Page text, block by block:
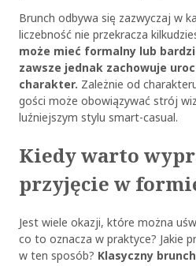
Brunch odbywa się zazwyczaj w
liczebność nie przekracza
może mieć formalny lub
zawsze jednak zachowuje
charakter. Zależnie od
gości może obowiązywać strój
luźniejszym stylu smart-casual.
Kiedy warto
przyjęcie w
Jest wiele okazji, które można
co to oznacza w praktyce? Jakie
w ten sposób? Klasyczny